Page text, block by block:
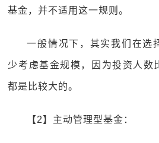
基金，并不适用这一规则。
一般情况下，其实我们在选
少考虑基金规模，因为投资人数
都是比较大的。
【2】主动管理型基金：